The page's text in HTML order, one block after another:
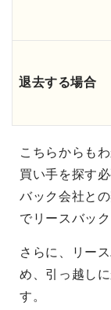
退去する場合
こちらからも
買い手を探す
バック会社と
でリースバッ
さらに、リー
め、引っ越し
す。